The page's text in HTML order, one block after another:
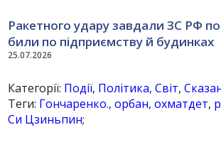
25.07.2026
Ракетного удару завдали ЗС РФ по
били по підприємству й будинках
Категорії: Події, Політика,Світ,
Теги: Гончаренко.,орбан,охматдет,
Си Цзиньпин;